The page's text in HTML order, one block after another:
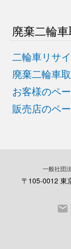
廃棄二輪
二輪車リサ
廃棄二輪車
お客様のペ
販売店のペ
一般社団
〒105-0012 東